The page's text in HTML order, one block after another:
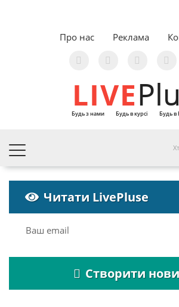
Про нас Реклама
LIVE
Будь з нами Будь в курсі Будь в
Читати LivePluse
Створити